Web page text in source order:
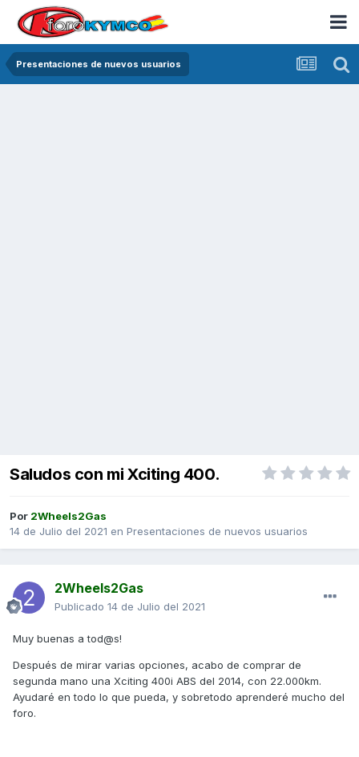
Presentaciones de nuevos usuarios
Saludos con mi Xciting 400.
Por 2Wheels2Gas
14 de Julio del 2021 en Presentaciones de nuevos usuarios
2Wheels2Gas
Publicado 14 de Julio del 2021
Muy buenas a tod@s!
Después de mirar varias opciones, acabo de comprar de
segunda mano una Xciting 400i ABS del 2014, con 22.000km.
Ayudaré en todo lo que pueda, y sobretodo aprenderé mucho del
foro.